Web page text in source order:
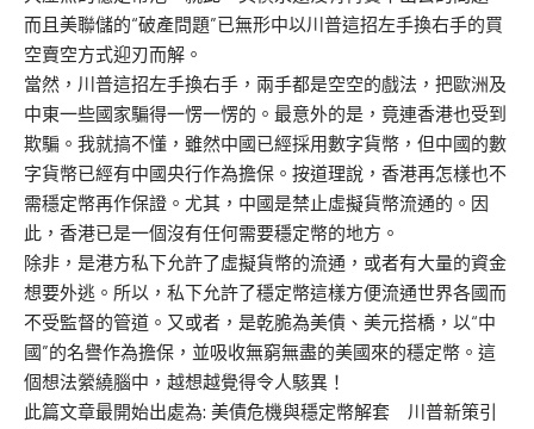
而且美聯儲的“破產問題”已無形中以川普這招左手換右手的買
空賣空方式迎刃而解。
當然，川普這招左手換右手，兩手都是空空的戲法，把歐洲及
中東一些國家騙得一愣一愣的。最意外的是，竟連香港也受到
欺騙。我就搞不懂，雖然中國已經採用數字貨幣，但中國的數
字貨幣已經有中國央行作為擔保。按道理說，香港再怎樣也不
需穩定幣再作保證。尤其，中國是禁止虛擬貨幣流通的。因
此，香港已是一個沒有任何需要穩定幣的地方。
除非，是港方私下允許了虛擬貨幣的流通，或者有大量的資金
想要外逃。所以，私下允許了穩定幣這樣方便流通世界各國而
不受監督的管道。又或者，是乾脆為美債、美元搭橋，以“中
國”的名譽作為擔保，並吸收無窮無盡的美國來的穩定幣。這
個想法縈繞腦中，越想越覺得令人駭異！
此篇文章最開始出處為: 美債危機與穩定幣解套 川普新策引